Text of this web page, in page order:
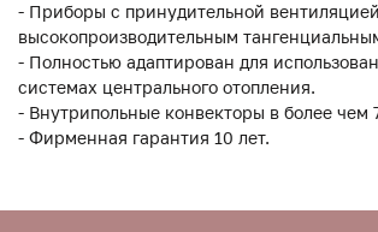
- Приборы с принудительной
высокопроизводительным
- Полностью адаптирован для
системах центрального отопления.
- Внутрипольные конвекторы в более чем
- Фирменная гарантия 10 лет.